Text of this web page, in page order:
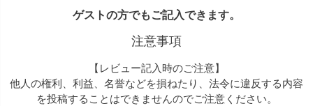
ゲストの方でもご記入できます。
注意事項
【レビュー記入時のご注意】
他人の権利、利益、名誉などを損ねたり、法令に違反する内容
を投稿することはできませんのでご注意ください。